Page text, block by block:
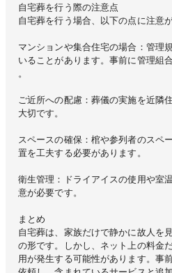
自宅葬を行う際の注意点
自宅葬を行う場合、以下の点に注意
マンションや集合住宅の場合：管理
いることがあります。事前に管理組
。
ご近所への配慮：葬儀の実施を近隣
大切です。
スペースの確保：棺や参列者のスペ
置を工夫する必要があります。
衛生管理：ドライアイスの使用や室
意が必要です。
まとめ
自宅葬は、家族だけで静かに故人を
の形です。しかし、ネット上の料金
用が発生する可能性があります。事